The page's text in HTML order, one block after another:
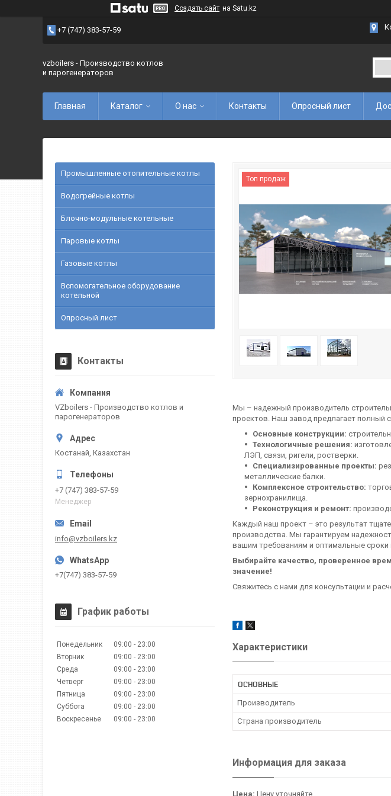
Создать сайт на Satu.kz
+7 (747) 383-57-59
vzboilers - Производство котлов
и парогенераторов
Главная Каталог О нас Контакты Опросный лист
Топ продаж
Мы – надежный производитель
проектов. Наш завод предлагает полный
Основные конструкции:
Технологичные решения:
ЛЭП, связи, ригели, ростверки.
Специализированные проекты:
металлические балки.
Комплексное строительство:
зернохранилища.
Реконструкция и ремонт:
Каждый наш проект – это результат
производства. Мы гарантируем
вашим требованиям и оптимальные сроки
Выбирайте качество, проверенное
значение!
Свяжитесь с нами для консультации и
Характеристики
ОСНОВНЫЕ
Производитель
Страна производитель
Информация для заказа
Цена: Цену уточняйте
Промышленные отопительные котлы
Водогрейные котлы
Блочно-модульные котельные
Паровые котлы
Газовые котлы
Вспомогательное оборудование
котельной
Опросный лист
Контакты
VZboilers - Производство котлов и
парогенераторов
Костанай, Казахстан
+7 (747) 383-57-59
Менеджер
info@vzboilers.kz
+7(747) 383-57-59
График работы
Понедельник 09:00
23:00
Вторник
09:00
23:00
Среда
09:00
23:00
Четверг
09:00
23:00
Пятница
09:00
23:00
Суббота
09:00
23:00
Воскресенье
09:00 23:00